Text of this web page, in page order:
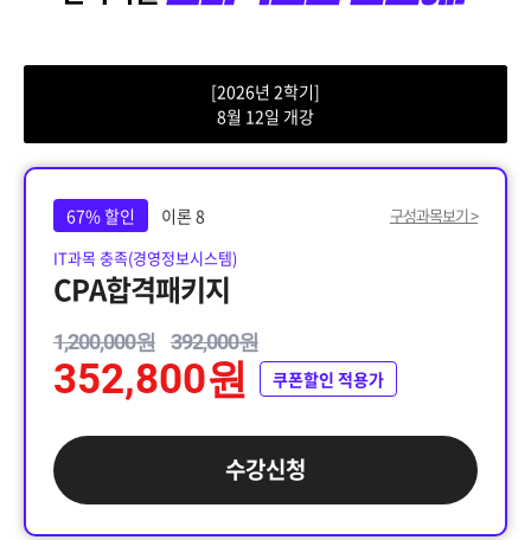
[2026년 2학기]
8월 12일 개강
67% 할인 이론 8
구성과목보기 >
IT과목 충족(경영정보시스템)
CPA합격패키지
1,200,000원 392,000원
352,800원 쿠폰할인 적용가
수강신청